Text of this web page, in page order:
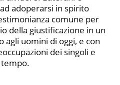
adoperarsi in spirito
comune per
della giustificazione in un
agli uomini di oggi, e con
dei singoli e